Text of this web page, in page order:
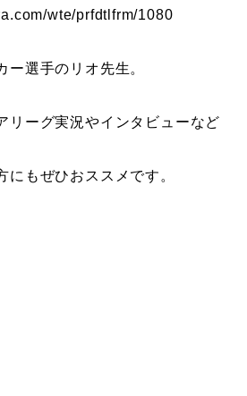
wte/prfdtlfrm/1080
ー選手のリオ先生。
リーグ実況やインタビューなど
にもぜひおススメです。